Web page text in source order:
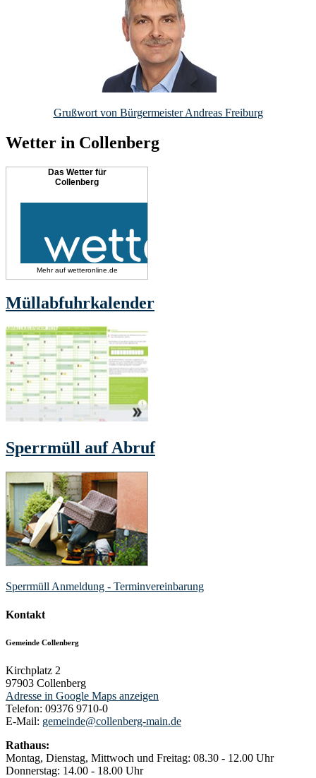
Grußwort von Bürgermeister Andreas Freiburg
Wetter in Collenberg
Das Wetter für
Collenberg
Mehr auf wetteronline.de
Müllabfuhrkalender
Sperrmüll auf Abruf
Sperrmüll Anmeldung - Terminvereinbarung
Kontakt
Gemeinde Collenberg
Kirchplatz 2
97903 Collenberg
Adresse in Google Maps anzeigen
Telefon: 09376 9710-0
E-Mail: gemeinde@collenberg-main.de
Rathaus:
Montag, Dienstag, Mittwoch und Freitag: 08.30 - 12.00 Uhr
Donnerstag: 14.00 - 18.00 Uhr